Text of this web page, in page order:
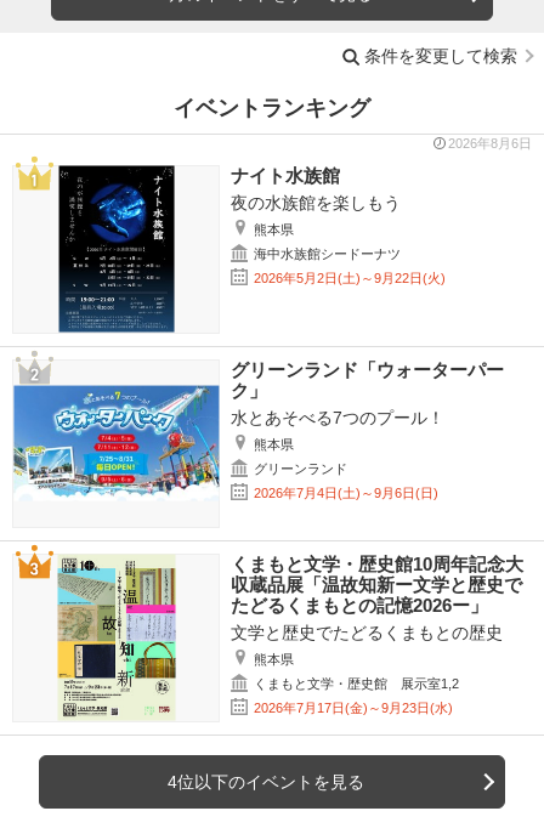
条件を変更して検索
イベントランキング
2026年8月6日
ナイト水族館
夜の水族館を楽しもう
熊本県
海中水族館シードーナツ
2026年5月2日(土)～9月22日(火)
グリーンランド「ウォーターパー
ク」
水とあそべる7つのプール！
熊本県
グリーンランド
2026年7月4日(土)～9月6日(日)
くまもと文学・歴史館10周年記念大
収蔵品展「温故知新ー文学と歴史で
たどるくまもとの記憶2026ー」
文学と歴史でたどるくまもとの歴史
熊本県
くまもと文学・歴史館 展示室1,2
2026年7月17日(金)～9月23日(水)
4位以下のイベントを見る